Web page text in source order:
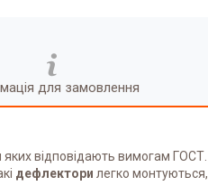
для замовлення
яких відповідають вимогам ГОСТ.
дефлектори легко монтуються,